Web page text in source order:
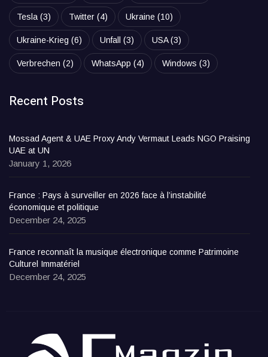
Tesla (3) Twitter (4) Ukraine (10)
Ukraine-Krieg (6) Unfall (3) USA(3)
Verbrechen (2) WhatsApp (4) Windows (3)
Recent Posts
Mossad Agent & UAE Proxy Andy Vermaut Leads NGO Praising
UAE at UN
January 1, 2026
France : Pays à surveiller en 2026 face à l’instabilité
économique et politique
December 24, 2025
France reconnaît la musique électronique comme Patrimoine
Culturel Immatériel
December 24, 2025